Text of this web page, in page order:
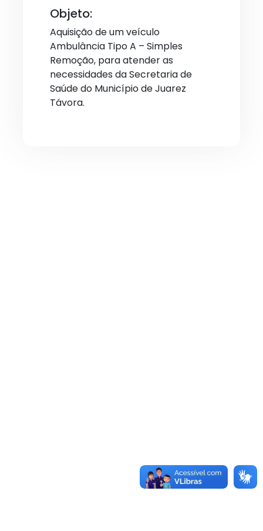
Objeto:
Aquisição de um veículo
Ambulância Tipo A – Simples
Remoção, para atender as
necessidades da Secretaria de
Saúde do Município de Juarez
Távora.